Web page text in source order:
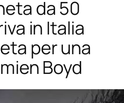
da 50
in Italia
per una
Boyd